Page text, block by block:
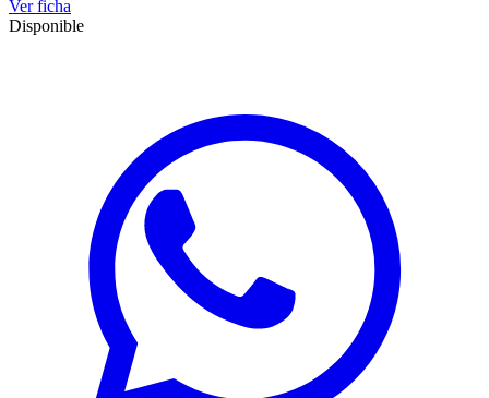
Ver ficha
Disponible